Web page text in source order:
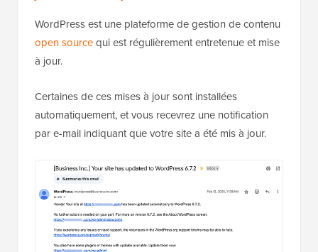
WordPress est une plateforme de gestion de contenu
open sourcequi est régulièrement entretenue et mise
à jour.
Certaines de ces mises à jour sont installées
automatiquement, et vous recevrez une notification
par e-mail indiquant que votre site a été mis à jour.